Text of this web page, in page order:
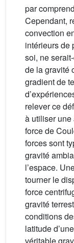
par
Cependant,
convection
intérieurs de
soi, ne
de la gravité
gradient de
relever ce
à utiliser une
force de
forces sont
gravité
l’espace.
tourner le
force
gravité
conditions
latitude